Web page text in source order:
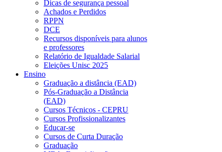
Dicas de segurança pessoal
Achados e Perdidos
RPPN
DCE
Recursos disponíveis para alunos
e professores
Relatório de Igualdade Salarial
Eleições Unisc 2025
Ensino
Graduação a distância (EAD)
Pós-Graduação a Distância
(EAD)
Cursos Técnicos - CEPRU
Cursos Profissionalizantes
Educar-se
Cursos de Curta Duração
Graduação